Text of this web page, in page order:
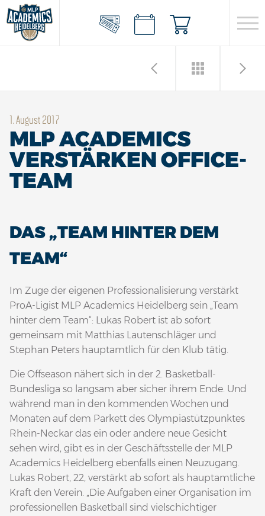
1. August 2017
MLP ACADEMICS
VERSTÄRKEN OFFICE-
TEAM
DAS „TEAM HINTER DEM
TEAM“
Im Zuge der eigenen Professionalisierung verstärkt
ProA-Ligist MLP Academics Heidelberg sein „Team
hinter dem Team“: Lukas Robert ist ab sofort
gemeinsam mit Matthias Lautenschläger und
Stephan Peters hauptamtlich für den Klub tätig.
Die Offseason nähert sich in der 2. Basketball-
Bundesliga so langsam aber sicher ihrem Ende. Und
während man in den kommenden Wochen und
Monaten auf dem Parkett des Olympiastützpunktes
Rhein-Neckar das ein oder andere neue Gesicht
sehen wird, gibt es in der Geschäftsstelle der MLP
Academics Heidelberg ebenfalls einen Neuzugang.
Lukas Robert, 22, verstärkt ab sofort als hauptamtliche
Kraft den Verein. „Die Aufgaben einer Organisation im
professionellen Basketball sind vielschichtiger